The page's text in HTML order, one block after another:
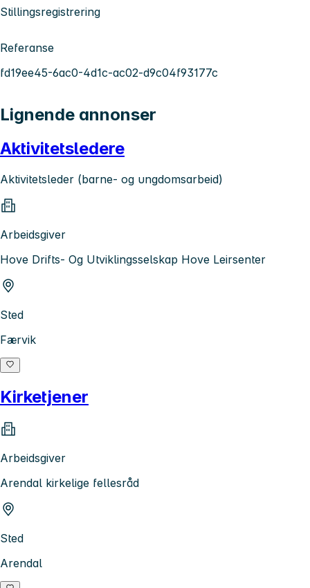
Stillingsregistrering
Referanse
fd19ee45-6ac0-4d1c-ac02-d9c04f93177c
Lignende annonser
Aktivitetsledere
Aktivitetsleder (barne- og ungdomsarbeid)
Arbeidsgiver
Hove Drifts- Og Utviklingsselskap Hove Leirsenter
Sted
Færvik
Kirketjener
Arbeidsgiver
Arendal kirkelige fellesråd
Sted
Arendal